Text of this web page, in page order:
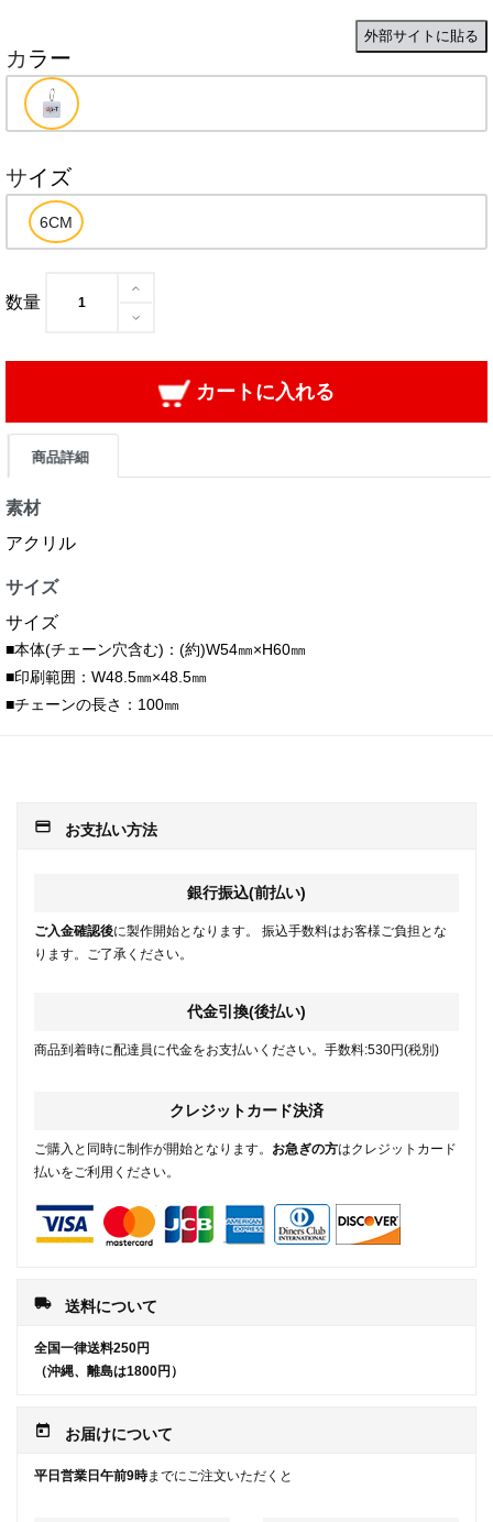
外部サイトに貼る
カラー
サイズ
数量
カートに入れる
商品詳細
素材
アクリル
サイズ
サイズ
■本体(チェーン穴含む)：(約)W54㎜×H60㎜
■印刷範囲：W48.5㎜×48.5㎜
■チェーンの長さ：100㎜
payment お支払い方法
銀行振込(前払い)
ご入金確認後に製作開始となります。 振込手数料はお客様ご負担とな
ります。ご了承ください。
代金引換(後払い)
商品到着時に配達員に代金をお支払いください。手数料:530円(税別)
クレジットカード決済
ご購入と同時に制作が開始となります。 お急ぎの方はクレジットカード
払いをご利用ください。
local_shipping 送料について
全国一律送料250円
（沖縄、離島は1800円）
today お届けについて
平日営業日午前9時までにご注文いただくと